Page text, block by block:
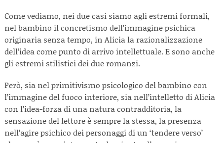
Come vediamo, nei due casi siamo agli estremi formali,
nel bambino il concretismo dell’immagine psichica
originaria senza tempo, in Alicia la razionalizzazione
dell’idea come punto di arrivo intellettuale. E sono anche
gli estremi stilistici dei due romanzi.
Però, sia nel primitivismo psicologico del bambino con
l’immagine del fuoco interiore, sia nell’intelletto di Alicia
con l’idea-forza di una natura contradditoria, la
sensazione del lettore è sempre la stessa, la presenza
nell’agire psichico dei personaggi di un ‘tendere verso’